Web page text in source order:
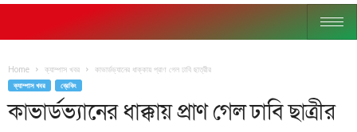
Home ক্যাম্পাস খবর কাভার্ডভ্যানের ধাক্কায় প্রাণ গেল ঢাবি ছাত্রীর
ক্যাম্পাস খবর ব্রেকিং
কাভার্ডভ্যানের ধাক্কায় প্রাণ গেল ঢাবি ছাত্রীর